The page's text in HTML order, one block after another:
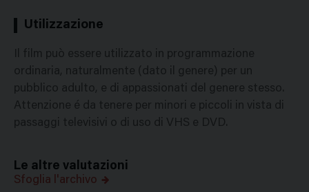
Utilizzazione
Il film può essere utilizzato in programmazione
ordinaria, naturalmente (dato il genere) per un
pubblico adulto, e di appassionati del genere stesso.
Attenzione é da tenere per minori e piccoli in vista di
passaggi televisivi o di uso di VHS e DVD.
Le altre valutazioni
Sfoglia l'archivo